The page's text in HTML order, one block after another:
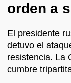
orden a
El presidente
detuvo el
resistencia. La
cumbre